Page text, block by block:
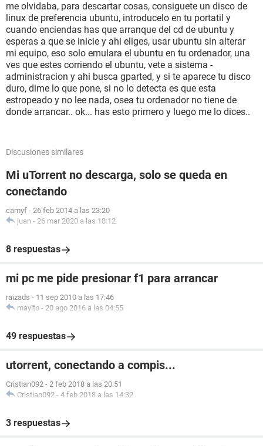
me olvidaba, para descartar cosas, consiguete un disco de
linux de preferencia ubuntu, introducelo en tu portatil y
cuando enciendas has que arranque del cd de ubuntu y
esperas a que se inicie y ahi eliges, usar ubuntu sin alterar
mi equipo, eso solo emulara el ubuntu en tu ordenador, una
ves que estes corriendo el ubuntu, vete a sistema -
administracion y ahi busca gparted, y si te aparece tu disco
duro, dime lo que pone, si no lo detecta es que esta
estropeado y no lee nada, osea tu ordenador no tiene de
donde arrancar.. ok... has esto primero y luego me lo dices..
Discusiones similares
Mi uTorrent no descarga, solo se queda en
conectando
camyf - 26 feb 2014 a las 23:20
juan - 26 mar 2020 a las 18:12
8 respuestas
mi pc me pide presionar f1 para arrancar
raizads - 11 sep 2010 a las 17:46
mayito - 20 ago 2016 a las 04:55
49 respuestas
utorrent, conectando a compis...
Cristian092 - 2 feb 2018 a las 20:51
Cristian092 - 4 feb 2018 a las 14:32
3 respuestas